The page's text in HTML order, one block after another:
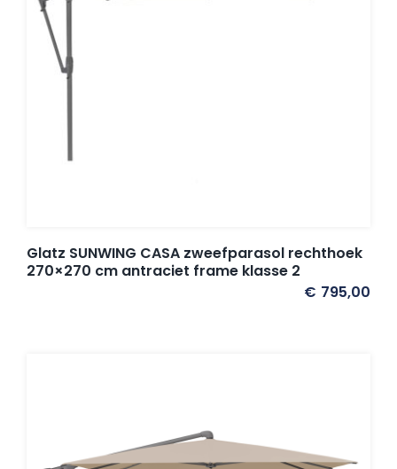
Glatz SUNWING CASA zweefparasol rechthoek
270×270 cm antraciet frame klasse 2
€ 795,00